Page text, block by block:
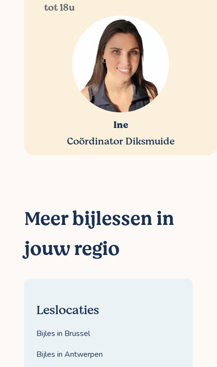
tot 18u
Ine
Coördinator Diksmuide
Meer bijlessen in
jouw regio
Leslocaties
Bijles in Brussel
Bijles in Antwerpen